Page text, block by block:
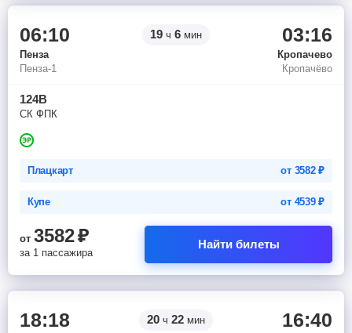
06:10 19 ч 6 мин 03:16
Пенза
Кропачево
Пенза-1
Кропачёво
124В
СК ФПК
Плацкарт от 3582₽
Купе от 4539₽
от 3582₽
за 1 пассажира
Найти билеты
18:18 20 ч 22 мин 16:40